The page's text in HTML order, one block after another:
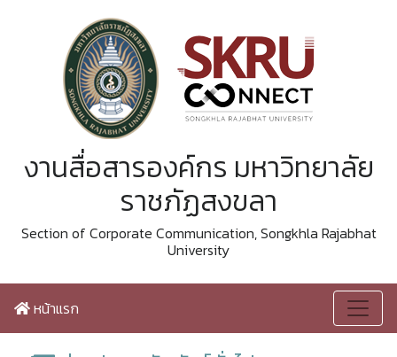
งานสื่อสารองค์กร มหาวิทยาลัย
ราชภัฏสงขลา
Section of Corporate Communication, Songkhla Rajabhat
University
หน้าแรก